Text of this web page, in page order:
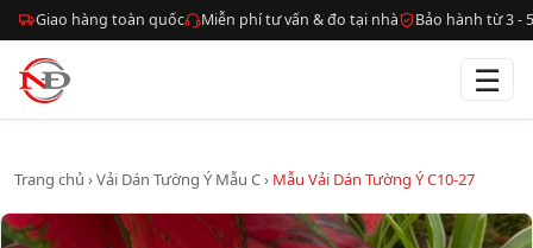
Giao hàng toàn quốc Miễn phí tư vấn & đo tại nhà Bảo hành từ 3 -
☰
Trang chủ ›Vải Dán Tường Ý Mẫu C› Mẫu Vải Dán Tường Ý C10-27